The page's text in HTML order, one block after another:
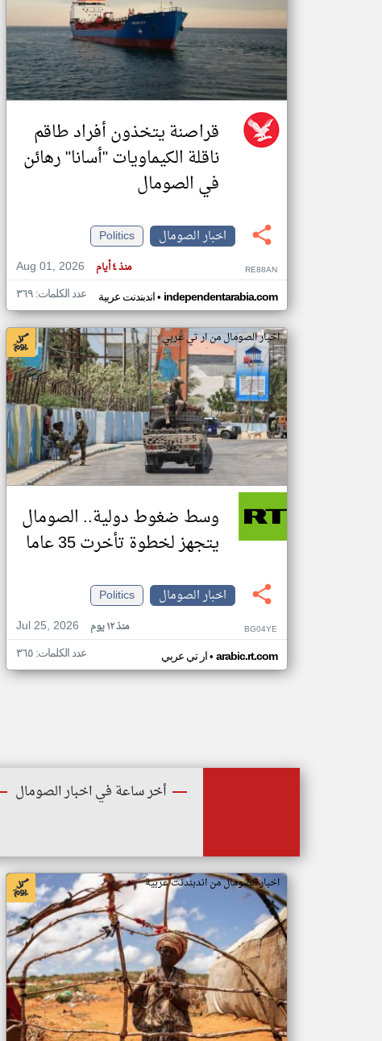
قراصنة يتخذون أفراد طاقم
ناقلة الكيماويات "أسانا" رهائن
في الصومال
اخبار الصومال
Politics
Aug 01, 2026
منذ ٤ أيام RE88AN
اندبندنت عربية• independentarabia.com عدد الكلمات: ٣٦٩
اخبار الصومال من ار تي عربي
وسط ضغوط دولية.. الصومال
يتجهز لخطوة تأخرت 35 عاما
اخبار الصومال
Politics
Jul 25, 2026
منذ ١٢ يوم BG04YE
ار تي عربي• arabic.rt.com عدد الكلمات: ٣٦٥
أخر ساعة في اخبار الصومال
اخبار الصومال من اندبندنت عربية